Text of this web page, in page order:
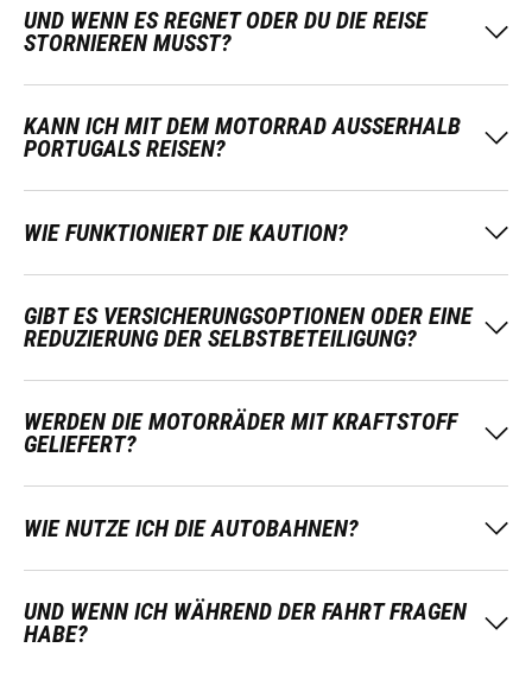
UND WENN ES REGNET ODER DU DIE REISE
STORNIEREN MUSST?
KANN ICH MIT DEM MOTORRAD AUSSERHALB P
ORTUGALS REISEN?
WIE FUNKTIONIERT DIE KAUTION?
GIBT ES VERSICHERUNGSOPTIONEN ODER EINE
REDUZIERUNG DER SELBSTBETEILIGUNG?
WERDEN DIE MOTORRÄDER MIT KRAFTSTOFF
GELIEFERT?
WIE NUTZE ICH DIE AUTOBAHNEN?
UND WENN ICH WÄHREND DER FAHRT FRAGEN
HABE?